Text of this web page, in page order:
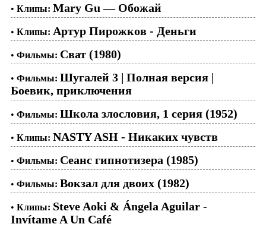
• Клипы: Mary Gu — Обожай
• Клипы: Артур Пирожков - Деньги
• Фильмы: Сват (1980)
• Фильмы: Шугалей 3 | Полная версия |
Боевик, приключения
• Фильмы: Школа злословия, 1 серия (1952)
• Клипы: NASTY ASH - Никаких чувств
• Фильмы: Сеанс гипнотизера (1985)
• Фильмы: Вокзал для двоих (1982)
• Клипы: Steve Aoki & Ángela Aguilar -
Invítame A Un Café